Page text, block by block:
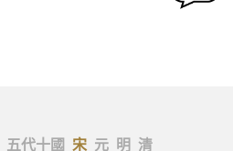
五代十國 宋 元 明 清